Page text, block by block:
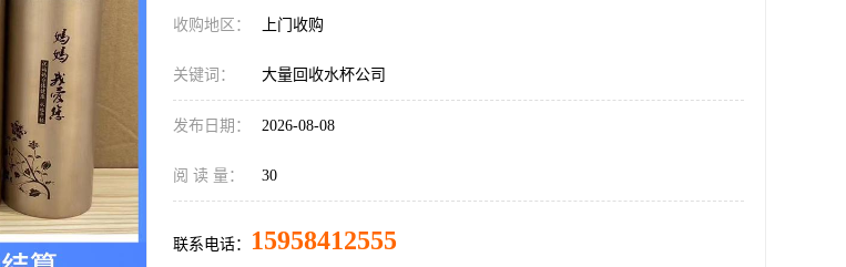
收购地区： 上门收购
关键词： 大量回收水杯公司
发布日期： 2026-08-08
阅 读 量： 30
联系电话： 15958412555